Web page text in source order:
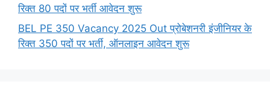
रिक्त 80 पदों पर भर्ती आवेदन शुरू
BEL PE 350 Vacancy 2025 Out प्रोबेशनरी इंजीनियर के
रिक्त 350 पदों पर भर्ती, ऑनलाइन आवेदन शुरू